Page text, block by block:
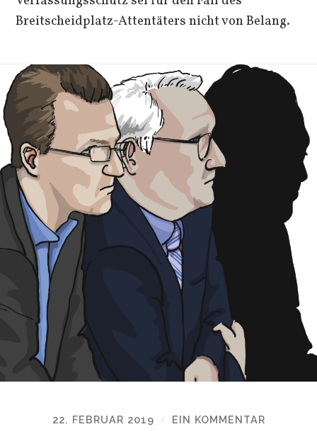
Breitscheidplatz-Attentäters nicht von Belang.
22. FEBRUAR 2019 / EIN KOMMENTAR